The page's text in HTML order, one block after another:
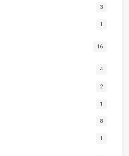
3
1
16
4
2
1
8
1